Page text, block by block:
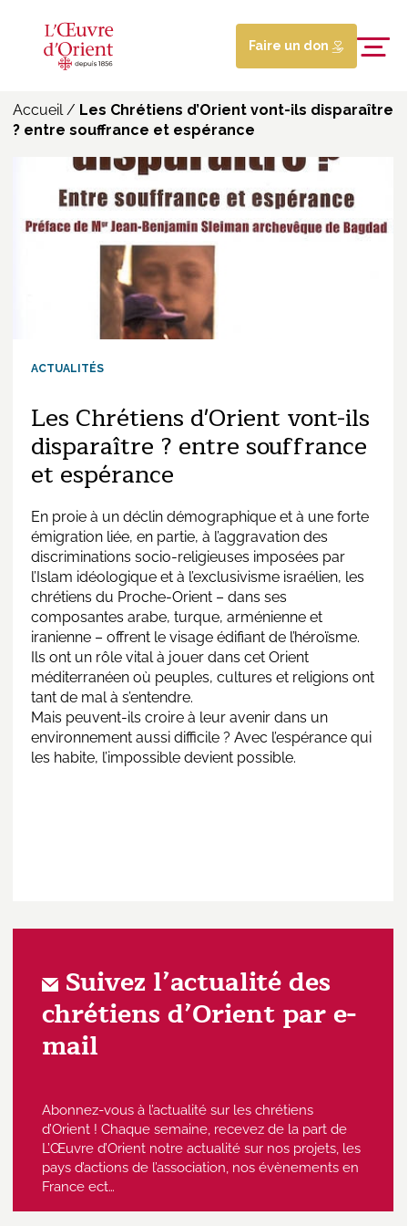
Faire un don
Accueil/ Les Chrétiens d’Orient vont-ils disparaître
? entre souffrance et espérance
ACTUALITÉS
Les Chrétiens d'Orient vont-ils
disparaître ? entre souffrance
et espérance
En proie à un déclin démographique et à une forte
émigration liée, en partie, à l’aggravation des
discriminations socio-religieuses imposées par
l’Islam idéologique et à l’exclusivisme israélien, les
chrétiens du Proche-Orient – dans ses
composantes arabe, turque, arménienne et
iranienne – offrent le visage édifiant de l’héroïsme.
Ils ont un rôle vital à jouer dans cet Orient
méditerranéen où peuples, cultures et religions ont
tant de mal à s’entendre.
Mais peuvent-ils croire à leur avenir dans un
environnement aussi difficile ? Avec l’espérance qui
les habite, l’impossible devient possible.
Suivez l’actualité des
chrétiens d’Orient par e-
mail
Abonnez-vous à l’actualité sur les chrétiens
d’Orient ! Chaque semaine, recevez de la part de
L’Œuvre d’Orient notre actualité sur nos projets, les
pays d’actions de l’association, nos évènements en
France ect…